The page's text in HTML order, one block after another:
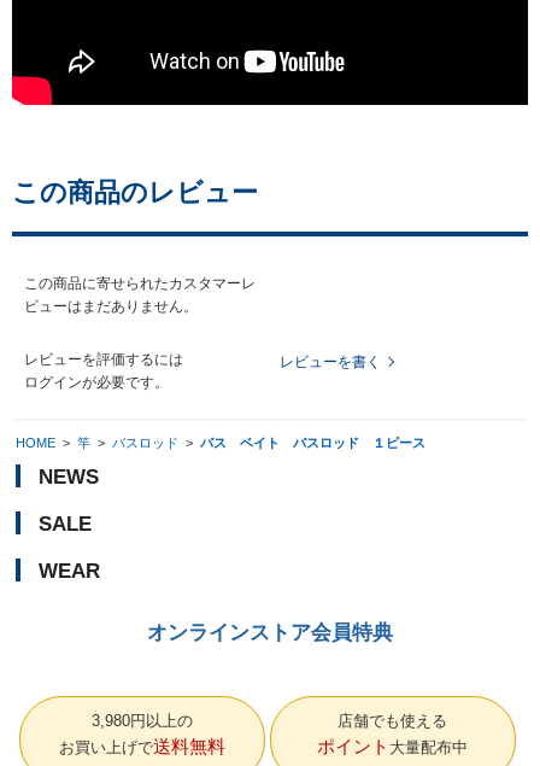
この商品のレビュー
この商品に寄せられたカスタマーレ
ビューはまだありません。
レビューを評価するには
ログインが必要です。
レビューを書く
HOME > 竿 > バスロッド > バス ベイト バスロッド １ピース
NEWS
SALE
WEAR
オンラインストア会員特典
3,980円以上の
お買い上げで送料無料
店舗でも使える
ポイント 大量配布中